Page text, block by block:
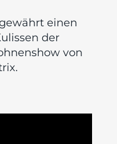
einen
der
von